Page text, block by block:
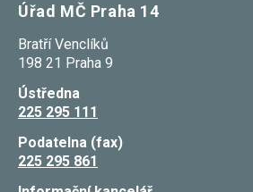
Úřad MČ Praha 14
Bratří Venclíků
198 21 Praha 9
Ústředna
225 295 111
Podatelna (fax)
225 295 861